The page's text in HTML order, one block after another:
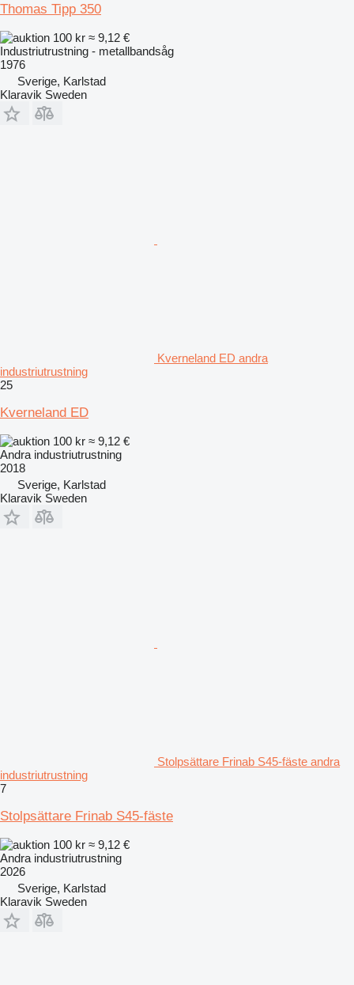
Thomas Tipp 350
100 kr ≈ 9,12 €
Industriutrustning - metallbandsåg
1976
Sverige, Karlstad
Klaravik Sweden
Kverneland ED andra
industriutrustning
25
Kverneland ED
100 kr ≈ 9,12 €
Andra industriutrustning
2018
Sverige, Karlstad
Klaravik Sweden
Stolpsättare Frinab S45-fäste andra
industriutrustning
7
Stolpsättare Frinab S45-fäste
100 kr ≈ 9,12 €
Andra industriutrustning
2026
Sverige, Karlstad
Klaravik Sweden